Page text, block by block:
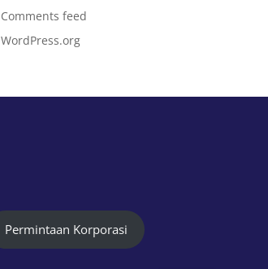
Comments feed
WordPress.org
Permintaan Korporasi